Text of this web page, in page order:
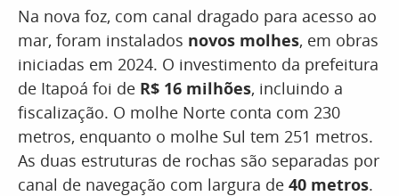
Na nova foz, com canal dragado para acesso ao
mar, foram instalados novos molhes, em obras
iniciadas em 2024. O investimento da prefeitura
de Itapoá foi de R$ 16 milhões, incluindo a
fiscalização. O molhe Norte conta com 230
metros, enquanto o molhe Sul tem 251 metros.
As duas estruturas de rochas são separadas por
canal de navegação com largura de 40 metros.